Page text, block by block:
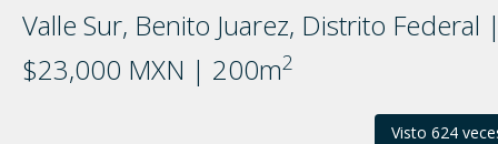
Valle Sur, Benito Juarez, Distrito Federal
$23,000 MXN | 200m2
Visto 624